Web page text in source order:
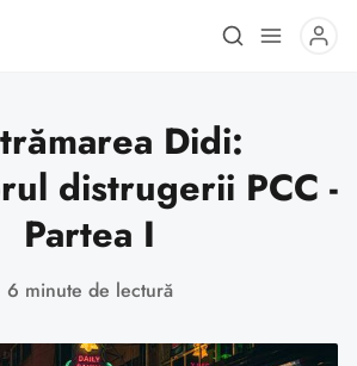
Didi:
distrugerii PCC -
Partea I
6 minute de lectură